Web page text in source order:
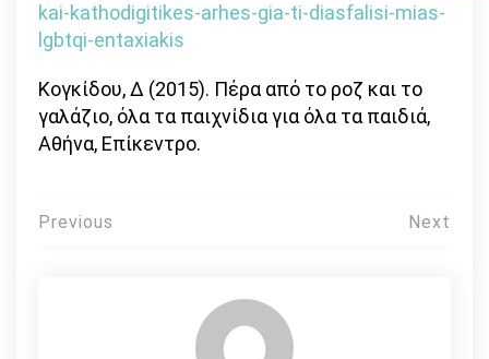
kai-kathodigitikes-arhes-gia-ti-diasfalisi-mias-
lgbtqi-entaxiakis
Κογκίδου, Δ (2015). Πέρα από το ροζ και το
γαλάζιο, όλα τα παιχνίδια για όλα τα παιδιά,
Αθήνα, Επίκεντρο.
Πλοήγηση
Previous Next